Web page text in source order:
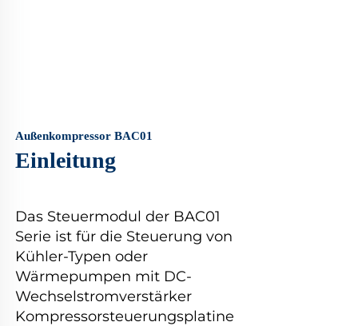
Außenkompressor BAC01
Einleitung
Das Steuermodul der BAC01
Serie ist für die Steuerung von
Kühler-Typen oder
Wärmepumpen mit DC-
Wechselstromverstärker
Kompressorsteuerungsplatine